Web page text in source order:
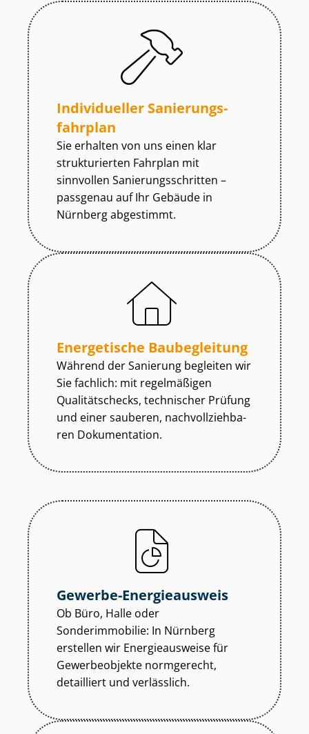
Individueller Sa­nie­rungs­
fahr­plan
Sie erhalten von uns einen klar
strukturierten Fahrplan mit
sinnvollen Sa­nie­rungs­schrit­ten –
passgenau auf Ihr Gebäude in
Nürnberg abgestimmt.
Energetische Baubegleitung
Während der Sanierung begleiten wir
Sie fachlich: mit regelmäßigen
Qualitätschecks, technischer Prüfung
und einer sauberen, nach­voll­zieh­ba­
ren Dokumentation.
Gewerbe-Energieausweis
Ob Büro, Halle oder
Sonderimmobilie: In Nürnberg
erstellen wir Energieausweise für
Gewerbeobjekte normgerecht,
detailliert und verlässlich.